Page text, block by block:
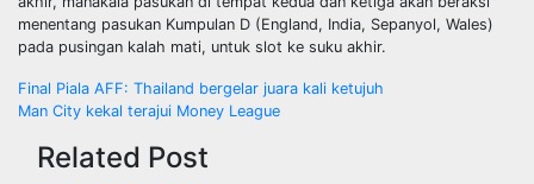
menentang pasukan Kumpulan D (England, India, Sepanyol, Wales)
pada pusingan kalah mati, untuk slot ke suku akhir.
Post
navigation
Final Piala AFF: Thailand bergelar juara kali ketujuh
Man City kekal terajui Money League
Related Post